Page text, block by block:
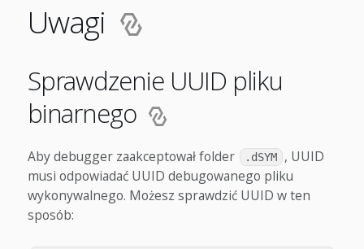
Uwagi
Sprawdzenie UUID pliku
binarnego
Aby debugger zaakceptował folder .dSYM
, UUID
musi odpowiadać UUID debugowanego pliku
wykonywalnego. Możesz sprawdzić UUID w ten
sposób: